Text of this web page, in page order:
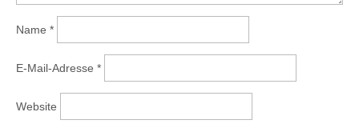
Name *
E-Mail-Adresse *
Website